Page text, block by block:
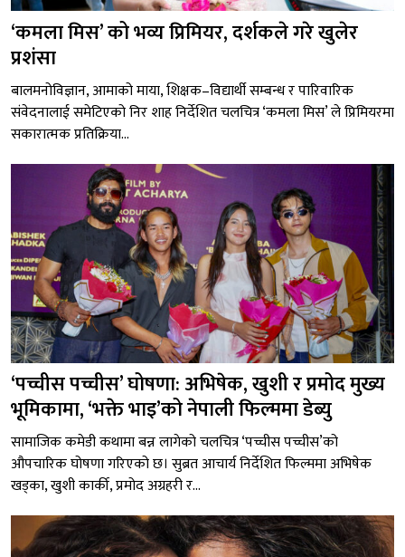
‘कमला मिस’ को भव्य प्रिमियर, दर्शकले गरे खुलेर
प्रशंसा
बालमनोविज्ञान, आमाको माया, शिक्षक–विद्यार्थी सम्बन्ध र पारिवारिक
संवेदनालाई समेटिएको निर शाह निर्देशित चलचित्र ‘कमला मिस’ ले प्रिमियरमा
सकारात्मक प्रतिक्रिया...
‘पच्चीस पच्चीस’ घोषणा: अभिषेक, खुशी र प्रमोद मुख्य
भूमिकामा, ‘भक्ते भाइ’को नेपाली फिल्ममा डेब्यु
सामाजिक कमेडी कथामा बन्न लागेको चलचित्र ‘पच्चीस पच्चीस’को
औपचारिक घोषणा गरिएको छ। सुब्रत आचार्य निर्देशित फिल्ममा अभिषेक
खड्का, खुशी कार्की, प्रमोद अग्रहरी र...